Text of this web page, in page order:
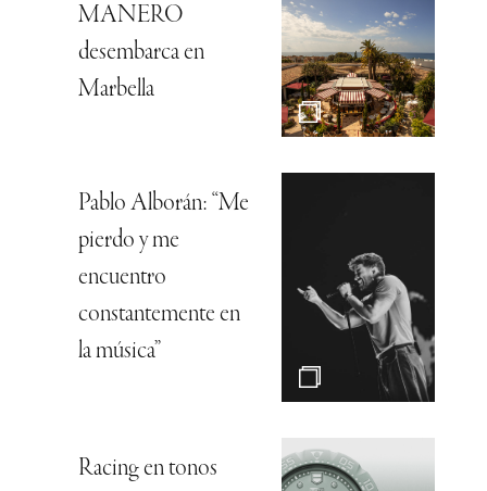
MANERO
desembarca en
Marbella
Pablo Alborán: “Me
pierdo y me
encuentro
constantemente en
la música”
Racing en tonos